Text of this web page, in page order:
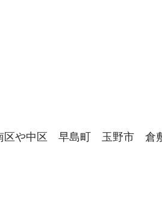
区や中区　早島町　玉野市　